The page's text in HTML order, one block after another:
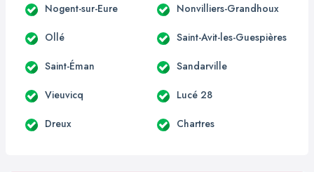
Nogent-sur-Eure Nonvilliers-Grandhoux
Ollé Saint-Avit-les-Guespières
Saint-Éman Sandarville
Vieuvicq Lucé 28
Dreux Chartres